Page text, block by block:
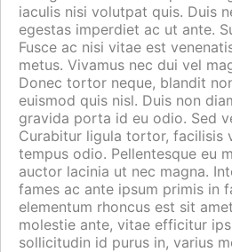
iaculis nisi volutpat quis. Duis
egestas imperdiet ac ut ante.
Fusce ac nisi vitae est
metus. Vivamus nec dui vel
Donec tortor neque, blandit
euismod quis nisl. Duis non
gravida porta id eu odio. Sed
Curabitur ligula tortor, facilisis
tempus odio. Pellentesque eu
auctor lacinia ut nec magna.
fames ac ante ipsum primis in
elementum rhoncus est sit
molestie ante, vitae efficitur
sollicitudin id purus in, varius